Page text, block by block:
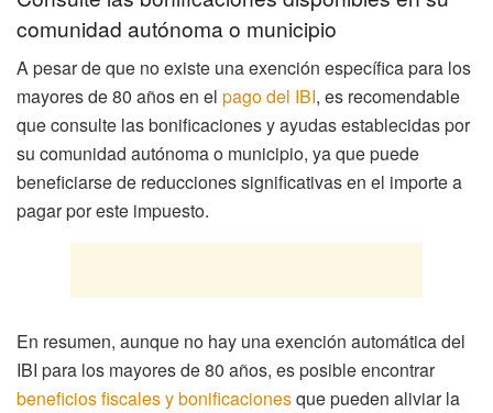
comunidad autónoma o municipio
A pesar de que no existe una exención específica para los
mayores de 80 años en el pago del IBI, es recomendable
que consulte las bonificaciones y ayudas establecidas por
su comunidad autónoma o municipio, ya que puede
beneficiarse de reducciones significativas en el importe a
pagar por este impuesto.
En resumen, aunque no hay una exención automática del
IBI para los mayores de 80 años, es posible encontrar
beneficios fiscales y bonificacionesque pueden aliviar la